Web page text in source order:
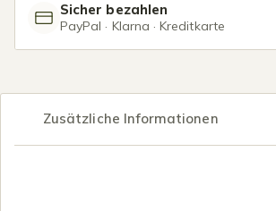
Sicher bezahlen
PayPal · Klarna · Kreditkarte
Zusätzliche Informationen